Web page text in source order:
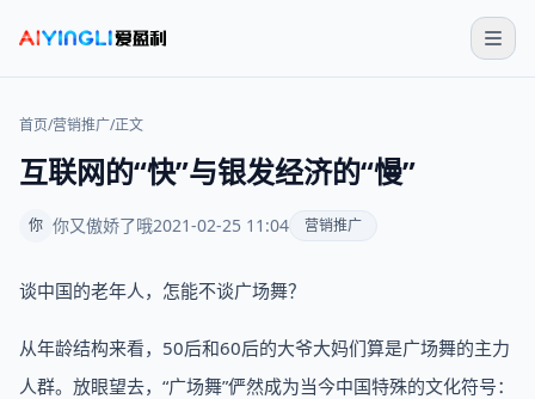
首页/营销推广/正文
互联网的“快”与银发经济的“慢”
你 你又傲娇了哦2021-02-25 11:04 营销推广
谈中国的老年人，怎能不谈广场舞？
从年龄结构来看，50后和60后的大爷大妈们算是广场舞的主力
人群。放眼望去，“广场舞”俨然成为当今中国特殊的文化符号：